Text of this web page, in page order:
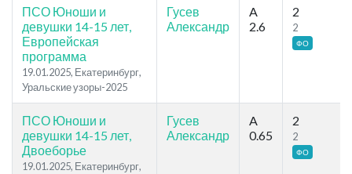
ПСО Юноши и
девушки 14-15 лет,
Европейская
программа
19.01.2025, Екатеринбург,
Уральские узоры-2025
Гусев
Александр
A
2.6
2
2
ФО
ПСО Юноши и
девушки 14-15 лет,
Двоеборье
19.01.2025, Екатеринбург,
Гусев
Александр
A
0.65
2
2
ФО